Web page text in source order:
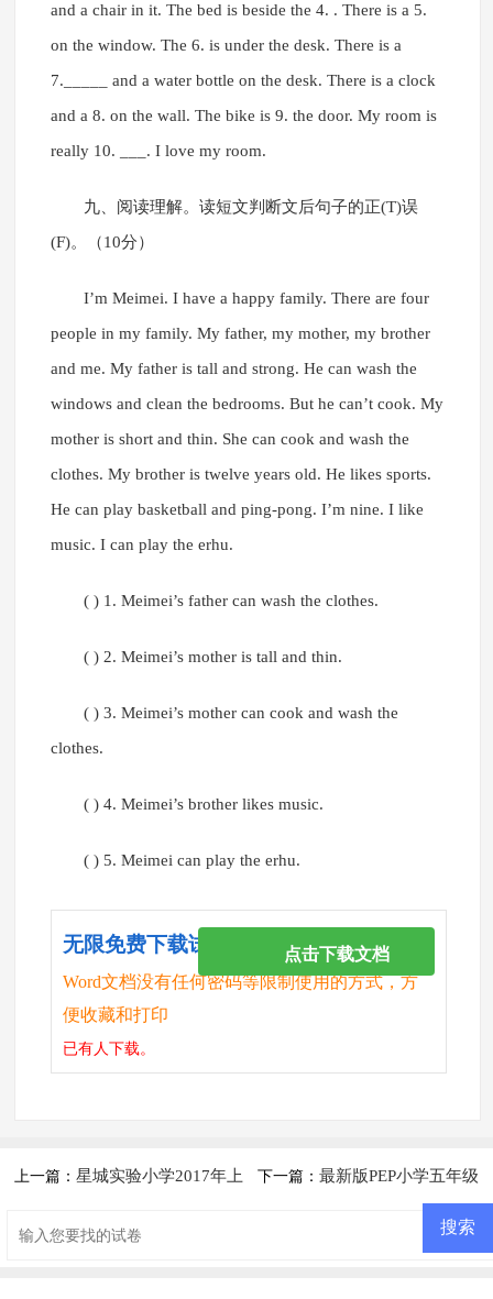
and a chair in it. The bed is beside the 4. . There is a 5.
on the window. The 6. is under the desk. There is a
7._____ and a water bottle on the desk. There is a clock
and a 8. on the wall. The bike is 9. the door. My room is
really 10. ___. I love my room.
九、阅读理解。读短文判断文后句子的正(T)误
(F)。（10分）
I’m Meimei. I have a happy family. There are four
people in my family. My father, my mother, my brother
and me. My father is tall and strong. He can wash the
windows and clean the bedrooms. But he can’t cook. My
mother is short and thin. She can cook and wash the
clothes. My brother is twelve years old. He likes sports.
He can play basketball and ping-pong. I’m nine. I like
music. I can play the erhu.
( ) 1. Meimei’s father can wash the clothes.
( ) 2. Meimei’s mother is tall and thin.
( ) 3. Meimei’s mother can cook and wash the
clothes.
( ) 4. Meimei’s brother likes music.
( ) 5. Meimei can play the erhu.
无限免费下载试卷
Word文档没有任何密码等限制使用的方式，方
便收藏和打印
已有人下载。
点击下载文档
上一篇：星城实验小学2017年上 下一篇： 最新版PEP小学五年级